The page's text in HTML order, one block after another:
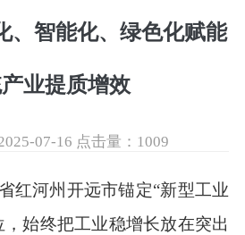
、智能化、绿色化赋能
业提质增效
07-16 点击量： 1009
红河州开远市锚定“新型工业
始终把工业稳增长放在突出